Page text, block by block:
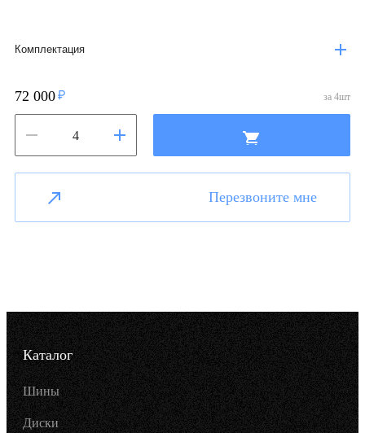
Комплектация
72 000 за 4шт
Перезвоните мне
Каталог
Шины
Диски